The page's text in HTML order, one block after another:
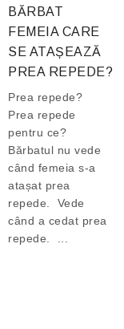
BĂRBAT
FEMEIA CARE
SE ATAȘEAZĂ
PREA REPEDE?
Prea repede?
Prea repede
pentru ce?
Bărbatul nu vede
când femeia s-a
atașat prea
repede. Vede
când a cedat prea
repede. ...